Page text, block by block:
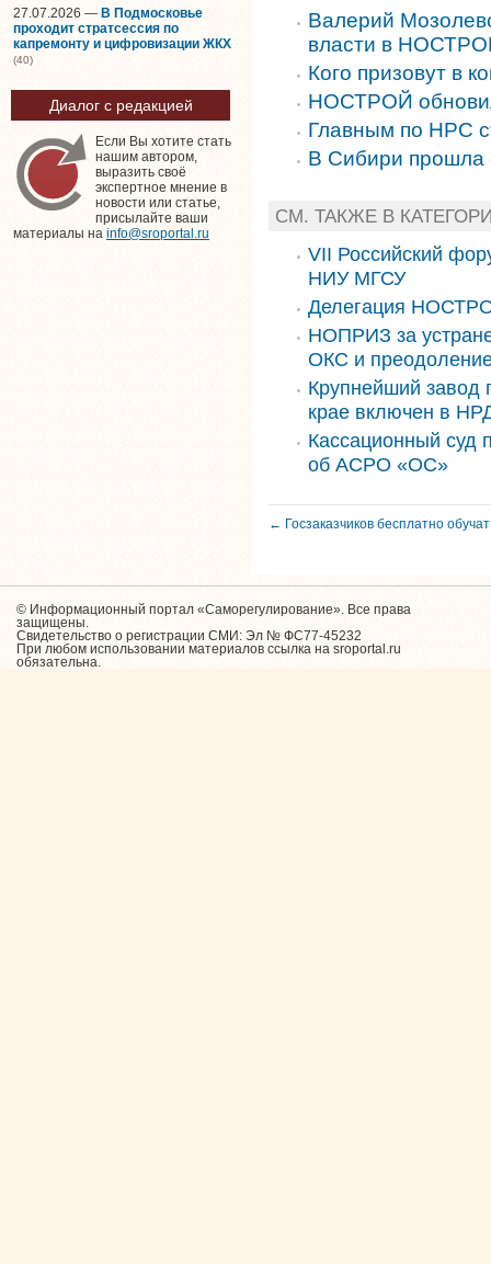
27.07.2026 — В Подмосковье
проходит стратсессия по
капремонту и цифровизации ЖКХ
(40)
Диалог с редакцией
Если Вы хотите стать
нашим автором,
выразить своё
экспертное мнение в
новости или статье,
присылайте ваши
материалы на info@sroportal.ru
Валерий
власти в
Кого призовут в
НОСТРОЙ
Главным по НРС
В Сибири
СМ. ТАКЖЕ В
VII Российский
НИУ МГСУ
Делегация
НОПРИЗ за
ОКС и
Крупнейший завод
крае включен в
Кассационный суд
об АСРО «ОС»
← Госзаказчиков бесплатно
© Информационный портал «Саморегулирование». Все права
защищены.
Свидетельство о регистрации СМИ: Эл № ФС77-45232
При любом использовании материалов ссылка на sroportal.ru
обязательна.